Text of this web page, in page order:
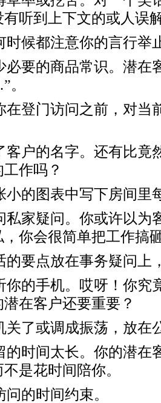
听到上下文的或人误
时候都注意你的言行举
必要的商品常识。潜在
在登门访问之前，对当
客户的名字。还有比竟
作吗？
小的图表中写下房间里
私家疑问。你或许以为
你会很简单把工作搞
的要点放在事务疑问上
你的手机。哎呀！你究
在客户还要重要？
关了或调成振荡，放在
的时间太长。你的潜在
是花时间陪你。
的时间约束。